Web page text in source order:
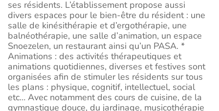
ses résidents. L’établissement propose aussi
divers espaces pour le bien-être du résident : une
salle de kinésithérapie et d’ergothérapie, une
balnéothérapie, une salle d’animation, un espace
Snoezelen, un restaurant ainsi qu’un PASA. *
Animations : des activités thérapeutiques et
animations quotidiennes, diverses et festives sont
organisées afin de stimuler les résidents sur tous
les plans : physique, cognitif, intellectuel, social
etc… Avec notamment des cours de cuisine, de la
gymnastique douce, du jardinage, musicothérapie